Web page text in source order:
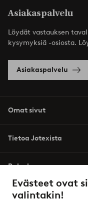
Evästeet ovat
valintakin!
Asiakaspalvelu
Löydät vastauksen
kysymyksiä -osiosta.
Asiakaspalvelu
Omat sivut
Tietoa Jotexista
Palvelumme
Ehdot